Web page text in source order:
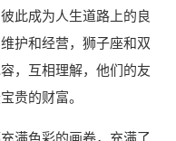
此成为人生道路上的良
护和经营，狮子座和双
，互相理解，他们的友
贵的财富。
满色彩的画卷，充满了